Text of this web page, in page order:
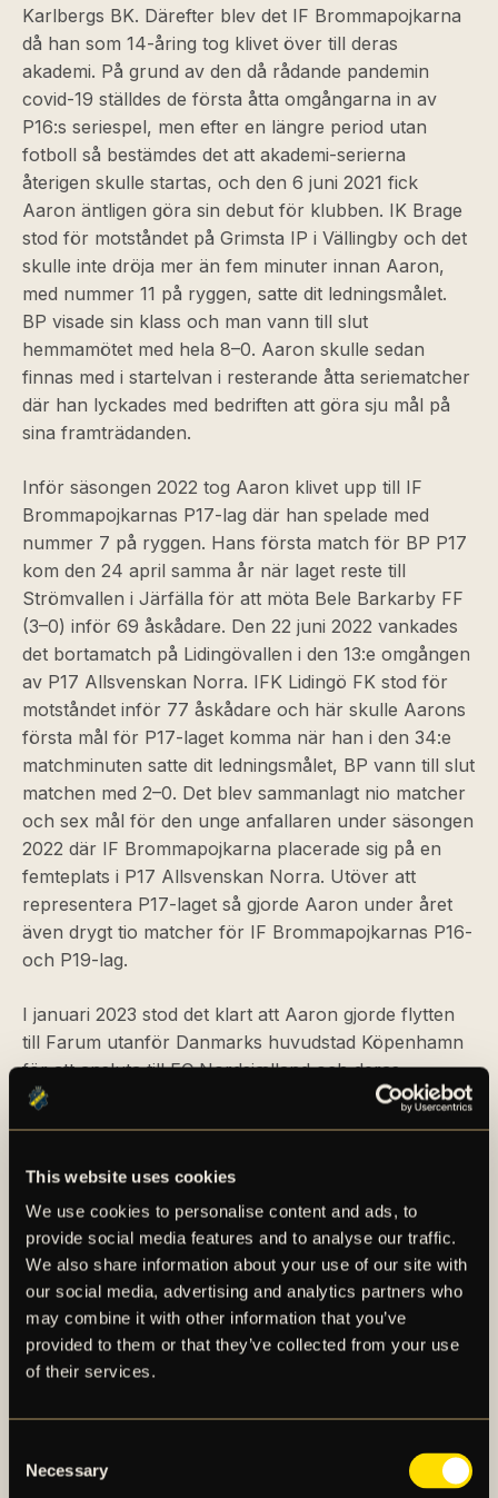
This website uses cookies
We use cookies to personalise content and ads, to
provide social media features and to analyse our traffic.
We also share information about your use of our site with
our social media, advertising and analytics partners who
may combine it with other information that you’ve
provided to them or that they’ve collected from your use
of their services.
Selection
Necessary
Karlbergs BK. Därefter blev det IF Brommapojkarna
då han som 14-åring tog klivet över till deras
akademi. På grund av den då rådande pandemin
covid-19 ställdes de första åtta omgångarna in av
P16:s seriespel, men efter en längre period utan
fotboll så bestämdes det att akademi-serierna
återigen skulle startas, och den 6 juni 2021 fick
Aaron äntligen göra sin debut för klubben. IK Brage
stod för motståndet på Grimsta IP i Vällingby och det
skulle inte dröja mer än fem minuter innan Aaron,
med nummer 11 på ryggen, satte dit ledningsmålet.
BP visade sin klass och man vann till slut
hemmamötet med hela 8–0. Aaron skulle sedan
finnas med i startelvan i resterande åtta seriematcher
där han lyckades med bedriften att göra sju mål på
sina framträdanden.
Inför säsongen 2022 tog Aaron klivet upp till IF
Brommapojkarnas P17-lag där han spelade med
nummer 7 på ryggen. Hans första match för BP P17
kom den 24 april samma år när laget reste till
Strömvallen i Järfälla för att möta Bele Barkarby FF
(3–0) inför 69 åskådare. Den 22 juni 2022 vankades
det bortamatch på Lidingövallen i den 13:e omgången
av P17 Allsvenskan Norra. IFK Lidingö FK stod för
motståndet inför 77 åskådare och här skulle Aarons
första mål för P17-laget komma när han i den 34:e
matchminuten satte dit ledningsmålet, BP vann till slut
matchen med 2–0. Det blev sammanlagt nio matcher
och sex mål för den unge anfallaren under säsongen
2022 där IF Brommapojkarna placerade sig på en
femteplats i P17 Allsvenskan Norra. Utöver att
representera P17-laget så gjorde Aaron under året
även drygt tio matcher för IF Brommapojkarnas P16-
och P19-lag.
I januari 2023 stod det klart att Aaron gjorde flytten
till Farum utanför Danmarks huvudstad Köpenhamn
för att ansluta till FC Nordsjælland och deras
akademi, där han under det första året
representerade klubbens P19-lag. Hans debut i den
FC Nordsjælland tog sig an AC Horsens på bortaplan.
Aaron fick äntra spelplanen i matchminut 77 när han
byttes in istället för Mickael Dosso. Bortalaget som
var i ett 2–3-underläge hade en tuff situation då man
fått sin målvakt William Lykke utvisad redan i
matchminut 38 – matchens slutresultat skrevs till 4–2
efter att hemmalaget avgjort i matchens sista minut.
Det blev sammanlagt 25 matcher och två mål för
Den 27 mars 2024 meddelade AIK Fotboll att man
kommit överens med den danska klubben FC